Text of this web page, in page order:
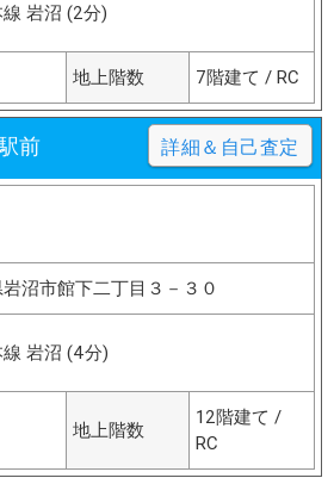
岩沼 (2分)
地上階数 7階建て / RC
前 詳細＆自己査定
沼市館下二丁目３－３０
岩沼 (4分)
地上階数
12階建て /
RC